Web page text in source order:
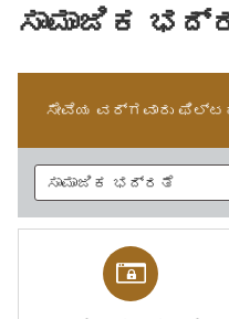
ಸಾಮಾಜಿಕ
ಸೇವೆಯ ವರ್ಗವಾರು